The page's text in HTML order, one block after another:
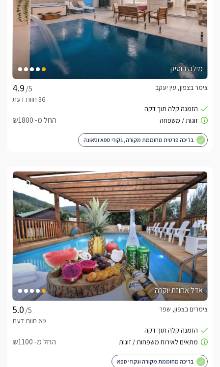
מילה בוטיק
/5
צימר בצפון, עין יעקב
החל מ- ₪1800
בריכה פרטית מחוממת מקורה, גקוזי ספא וסאונה
אדל אחוזת יוקרה
/5
צימרים בצפון, שפר
החל מ- ₪1100
בריכה מחוממת מקורה וגקוזי ספא